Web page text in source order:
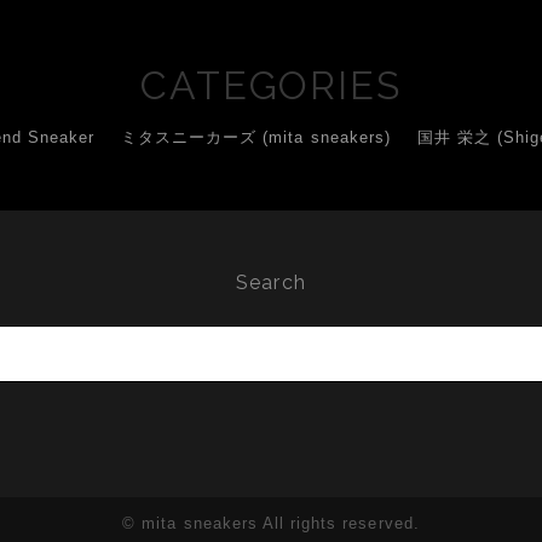
CATEGORIES
Sneaker ミタスニーカーズ (mita sneakers) 国井 栄之
Search
© mita sneakers All rights reserved.